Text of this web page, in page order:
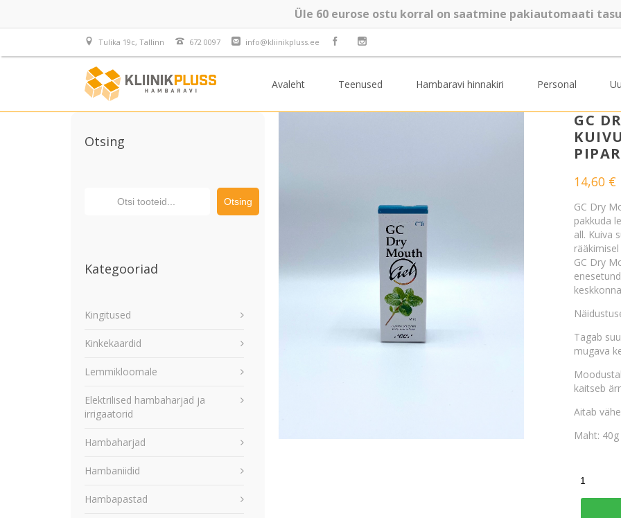
Üle 60 eurose ostu korral on saatmine pakiautomaati
Tulika 19c, Tallinn 672 0097 info@kliinikpluss.ee
Avaleht Teenused Hambaravi hinnakiri Personal
Otsing
Otsing
Kategooriad
Kingitused
Kinkekaardid
Lemmikloomale
Elektrilised hambaharjad ja
irrigaatorid
Hambaharjad
Hambaniidid
Hambapastad
GC
14,60 €
GC Dry
pakkuda
all. Kuiva
GC Dry
Tagab
mugava
kaitseb
Aitab
Maht: 40g